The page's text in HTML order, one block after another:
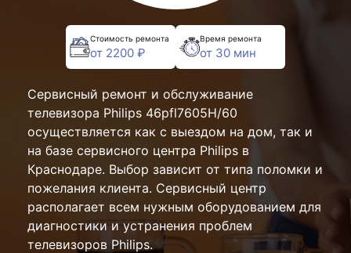
Стоимость ремонта
от 2200 ₽
Время ремонта
от 30 мин
Сервисный ремонт и обслуживание
телевизора Philips 46pfl7605H/60
осуществляется как с выездом на дом, так и
на базе сервисного центра Philips в
Краснодаре. Выбор зависит от типа поломки и
пожелания клиента. Сервисный центр
располагает всем нужным оборудованием для
диагностики и устранения проблем
телевизоров Philips.